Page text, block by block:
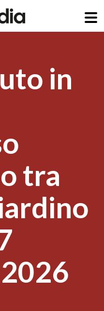
in
tra